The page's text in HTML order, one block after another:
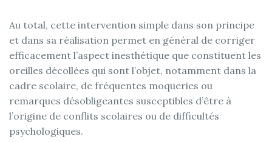
Au total, cette intervention simple dans son principe
et dans sa réalisation permet en général de corriger
efficacement l’aspect inesthétique que constituent les
oreilles décollées qui sont l’objet, notamment dans la
cadre scolaire, de fréquentes moqueries ou
remarques désobligeantes susceptibles d’être à
l’origine de conflits scolaires ou de difficultés
psychologiques.